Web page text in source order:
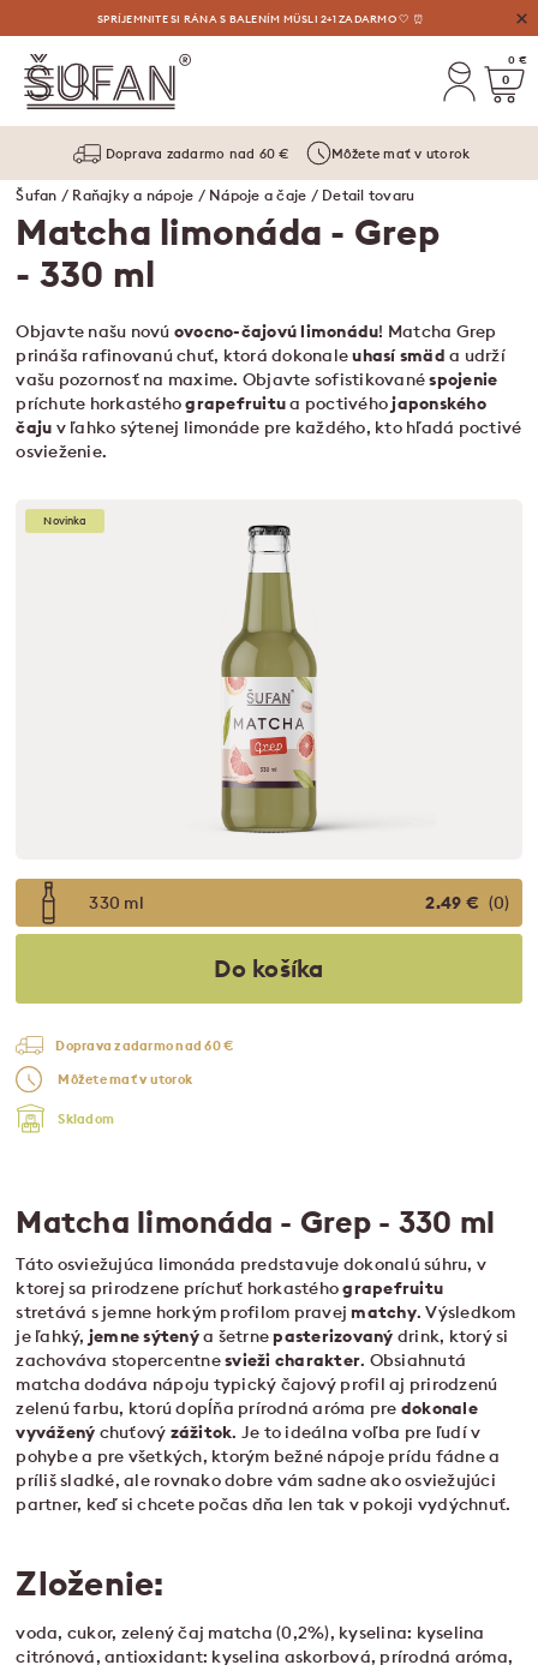
VÝHODNÉ AUGUSTOVÉ OSVIEŽENIE: LIMONÁDY, MASLÁ A VYLAĎENÉ SETY ⛱️
SPRÍJEMNITE SI RÁNA S BALENÍM MÜSLI 2+1 ZADARMO 🤍 ⏰
0 €
0
Doprava zadarmo nad 60 € Môžete mať v utorok
Šufan / Raňajky a nápoje / Nápoje a čaje / Detail tovaru
Matcha limonáda - Grep - 330 ml
Táto osviežujúca limonáda predstavuje dokonalú súhru, v
ktorej sa prirodzene príchuť horkastéhograpefruitu
stretává s jemne horkým profilom pravejmatchy. Výsledkom
je ľahký, jemnesýtenýa šetrnepasterizovaný drink, ktorý si
zachováva stopercentnesvieži charakter. Obsiahnutá
matcha dodáva nápoju typický čajový profil aj prirodzenú
zelenú farbu, ktorú dopĺňa prírodná aróma pre dokonale
vyvážený chuťový zážitok. Je to ideálna voľba pre ľudí v
pohybe a pre všetkých, ktorým bežné nápoje prídu fádne a
príliš sladké, ale rovnako dobre vám sadne ako osviežujúci
partner, keď si chcete počas dňa len tak v pokoji vydýchnuť.
Zloženie:
voda, cukor, zelený čaj matcha (0,2%), kyselina: kyselina
citrónová, antioxidant: kyselina askorbová, prírodná aróma,
Matcha limonáda - Grep
- 330 ml
Objavte našu novú ovocno-čajovú limonádu! Matcha Grep
prináša rafinovanú chuť, ktorá dokonaleuhasísmäd a udrží
vašu pozornosť na maxime. Objavte sofistikovanéspojenie
príchute horkastéhograpefruitua poctivéhojaponského
čaju v ľahko sýtenej limonáde pre každého, kto hľadá poctivé
osvieženie.
Novinka
330 ml 2.49 € (0)
Do košíka
Doprava zadarmo nad 60 €
Môžete mať v utorok
Skladom